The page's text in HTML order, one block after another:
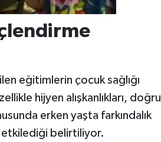
eğitimlerin çocuk sağlığı
hijyen alışkanlıkları, doğru
erken yaşta farkındalık
etkilediği belirtiliyor.